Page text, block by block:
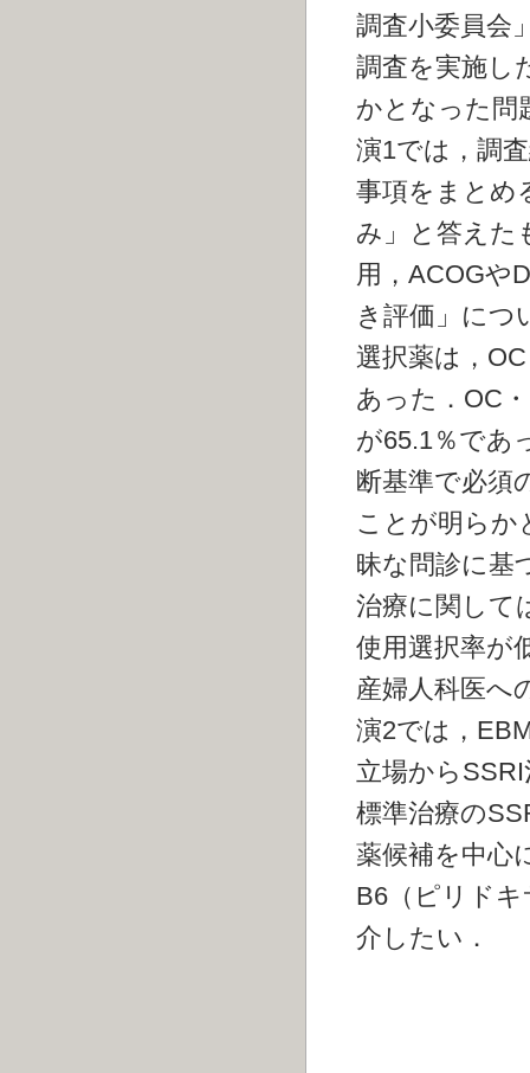
調査小委員会
調査を実施し
かとなった問
演1では，調
事項をまとめ
み」と答えた
用，ACOGや
き評価」につ
選択薬は，
あった．OC
が65.1％であ
断基準で必須
ことが明らか
昧な問診に基
治療に関して
使用選択率が
産婦人科医へ
演2では，
立場から
標準治療の
薬候補を中心
B6（ピリド
介したい．